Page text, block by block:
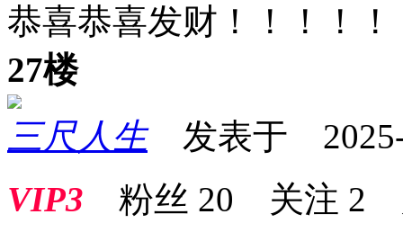
恭喜恭喜发财！！！！！
27楼
三尺人生发表于 2025-
VIP3 粉丝 20 关注 2